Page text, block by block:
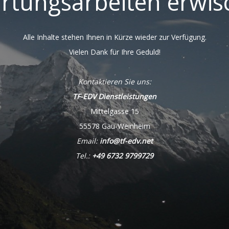
Alle Inhalte stehen Ihnen in Kürze wieder zur Verfügung.
Vielen Dank für Ihre Geduld!
Kontaktieren Sie uns:
TF-EDV Dienstleistungen
Mittelgasse 15
55578 Gau-Weinheim
Email: info@tf-edv.net
Tel.: +49 6732 9799729